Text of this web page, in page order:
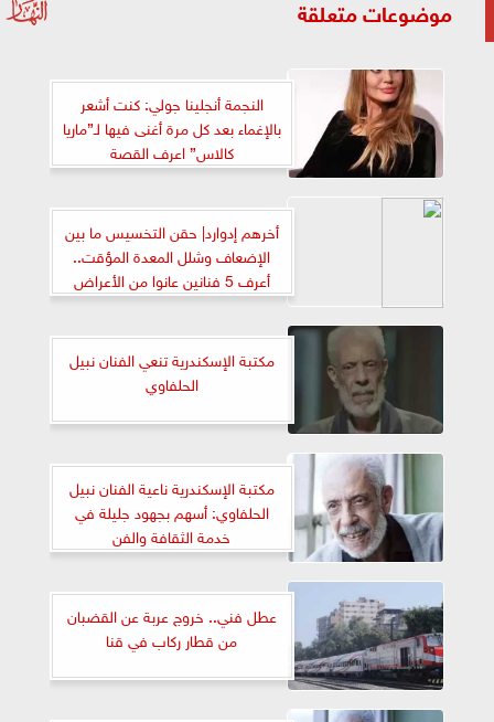
موضوعات متعلقة
النجمة أنجلينا جولي: كنت أشعر
بالإغماء بعد كل مرة أغنى فيها لـ”ماريا
كالاس” اعرف القصة
أخرهم إدوارد| حقن التخسيس ما بين
الإضعاف وشلل المعدة المؤقت..
أعرف 5 فنانين عانوا من الأعراض
الجانبية
مكتبة الإسكندرية تنعي الفنان نبيل
الحلفاوي
مكتبة الإسكندرية ناعية الفنان نبيل
الحلفاوي: أسهم بجهود جليلة في
خدمة الثقافة والفن
عطل فني.. خروج عربة عن القضبان
من قطار ركاب في قنا